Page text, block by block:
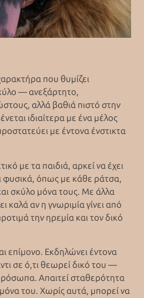
που θυμίζει
— ανεξάρτητο,
αλλά βαθιά πιστό στην
ιδιαίτερα με ένα μέλος
με έντονα ένστικτα
με τα παιδιά, αρκεί να έχει
φυσικά, όπως με κάθε ράτσα,
σκύλο μόνα τους. Με άλλα
καλά αν η γνωριμία γίνει από
την ηρεμία και τον δικό
επίμονο. Εκδηλώνει έντονα
σε ό,τι θεωρεί δικό του —
Απαιτεί σταθερότητα
του. Χωρίς αυτά, μπορεί να